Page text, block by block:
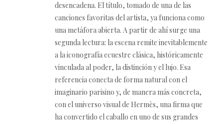
desencadena. El título, tomado de una de las
canciones favoritas del artista, ya funciona como
una metáfora abierta. A partir de ahí surge una
segunda lectura: la escena remite inevitablemente
a la iconografía ecuestre clásica, históricamente
vinculada al poder, la distinción y el lujo. Esa
referencia conecta de forma natural con el
imaginario parisino y, de manera más concreta,
con el universo visual de Hermès, una firma que
ha convertido el caballo en uno de sus grandes